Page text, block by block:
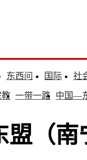
东西问 国际
社
教 一带一路 中国—
（南